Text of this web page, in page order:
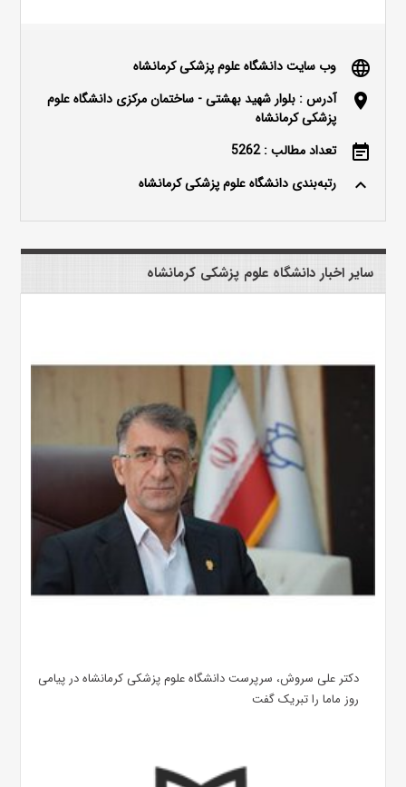
language وب سایت دانشگاه علوم پزشکی کرمانشاه
location_on
آدرس : بلوار شهید بهشتی - ساختمان مرکزی دانشگاه علوم
پزشکی کرمانشاه
event_note تعداد مطالب : 5262
keyboard_arrow_up رتبه‌بندی دانشگاه علوم پزشکی کرمانشاه
سایر اخبار دانشگاه علوم پزشکی کرمانشاه
دکتر علی سروش، سرپرست دانشگاه علوم پزشکی کرمانشاه در پیامی
روز ماما را تبریک گفت